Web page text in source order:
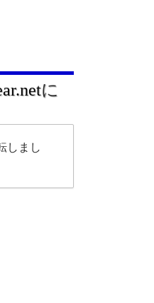
に
しまし